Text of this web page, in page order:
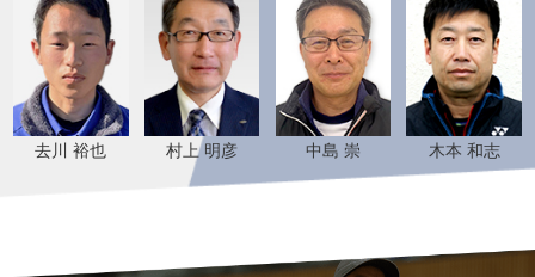
去川 裕也 村上 明彦 中島 崇 木本 和志